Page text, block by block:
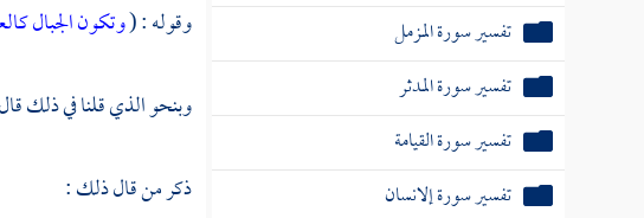
تفسير سورة المزمل
تفسير سورة المدثر
تفسير سورة القيامة
تفسير سورة إلانسان
وقوله : (وتكون الجبال
وبنحو الذي قلنا في ذلك
ذكر من قال ذلك :